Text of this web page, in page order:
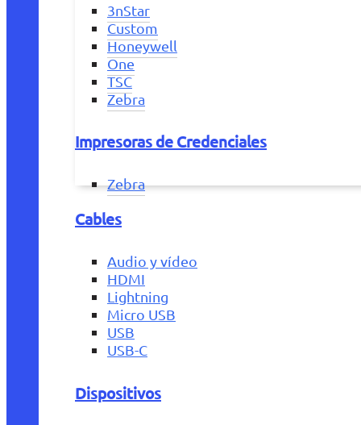
3nStar
Custom
Honeywell
One
TSC
Zebra
Impresoras de Credenciales
Zebra
Cables
Audio y vídeo
HDMI
Lightning
Micro USB
USB
USB-C
Dispositivos